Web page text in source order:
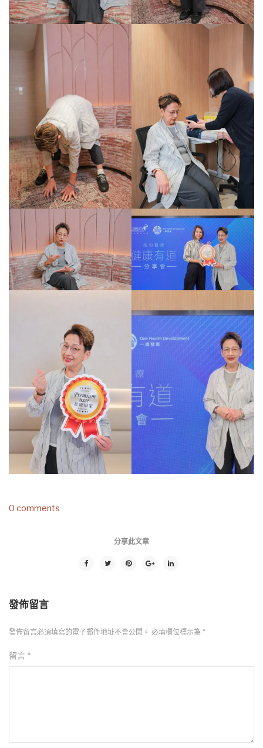
0 comments
分享此文章
發佈留言
發佈留言必須填寫的電子郵件地址不會公開。 必填欄位標示為 *
留言 *